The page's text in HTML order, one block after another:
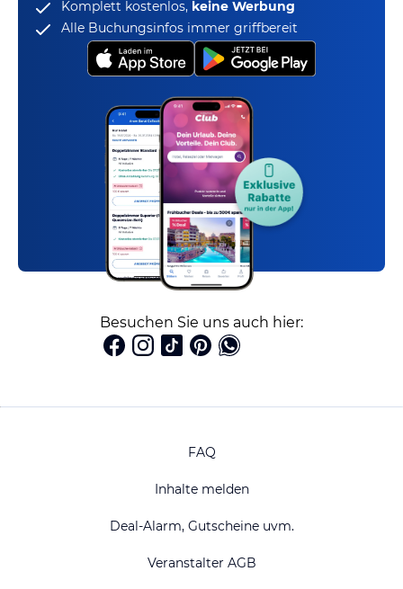
Komplett kostenlos, keine Werbung
Alle Buchungsinfos immer griffbereit
Besuchen Sie uns auch hier:
FAQ
Inhalte melden
Deal-Alarm, Gutscheine uvm.
Veranstalter AGB